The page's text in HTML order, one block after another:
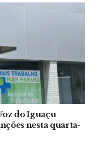
do Iguaçu
nesta quarta-